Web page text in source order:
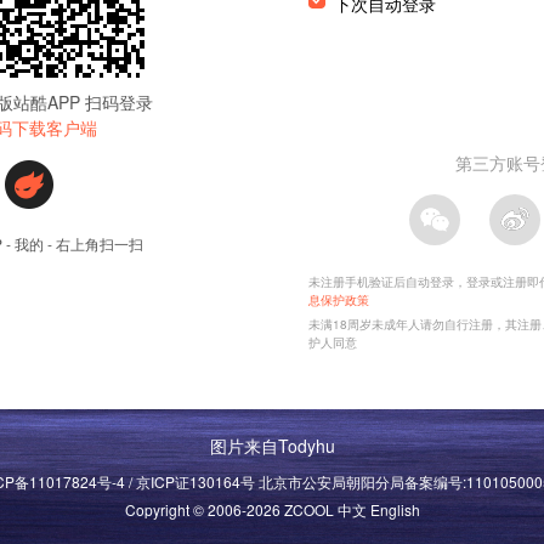
图片来自Todyhu
备11017824号-4 / 京ICP证130164号 北京市公安局朝阳分局备案编号
Copyright © 2006-2026 ZCOOL 中文 English